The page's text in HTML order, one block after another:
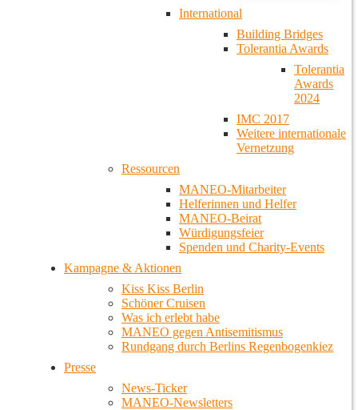
International
Building Bridges
Tolerantia Awards
Tolerantia
Awards
2024
IMC 2017
Weitere internationale
Vernetzung
Ressourcen
MANEO-Mitarbeiter
Helferinnen und Helfer
MANEO-Beirat
Würdigungsfeier
Spenden und Charity-Events
Kampagne & Aktionen
Kiss Kiss Berlin
Schöner Cruisen
Was ich erlebt habe
MANEO gegen Antisemitismus
Rundgang durch Berlins Regenbogenkiez
Presse
News-Ticker
MANEO-Newsletters